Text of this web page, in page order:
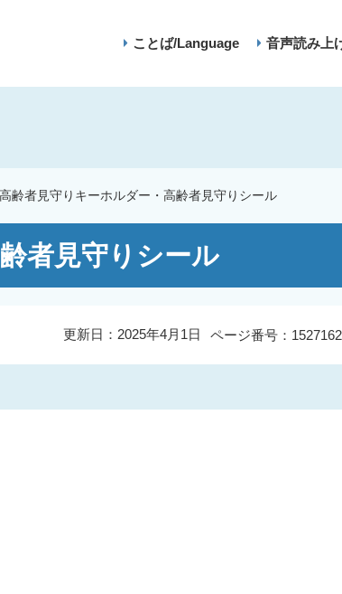
ことば/Language 音声読み上
高齢者見守りキーホルダー・高齢者見守りシール
者見守りシール
ページ番号：
更新日：2025年4月1日